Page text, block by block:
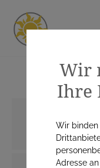
Wir
Ihre
Wir binden
Adresse